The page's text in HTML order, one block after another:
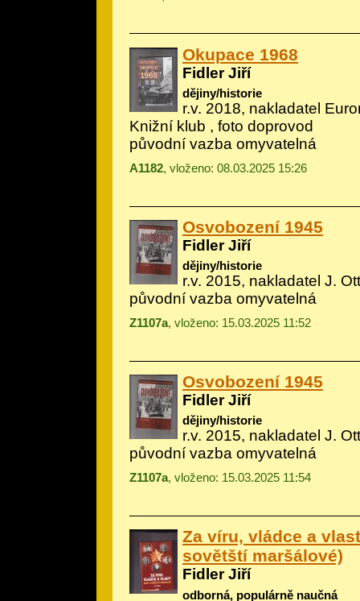
Okupace 1968
Fidler Jiří
dějiny/historie
r.v. 2018, nakladatel
Knižní klub , foto doprovod
původní vazba omyvatelná
A1182, vloženo: 08.03.2025 15:26
Osvobození 1945
Fidler Jiří
dějiny/historie
r.v. 2015, nakladatel J.
původní vazba omyvatelná
Z1107a, vloženo: 15.03.2025 11:52
Osvobození 1945
Fidler Jiří
dějiny/historie
r.v. 2015, nakladatel J.
původní vazba omyvatelná
Z1107a, vloženo: 15.03.2025 11:54
Za víru, vládce a
sovětští maršálové)
Fidler Jiří
odborná, populárně naučná